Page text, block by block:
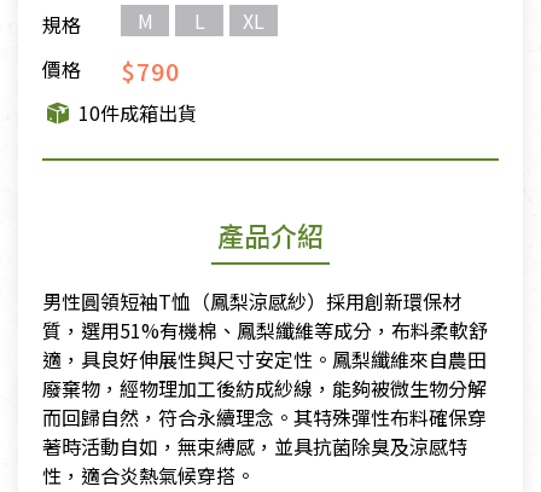
規格
M L
XL
價格
$790
10件成箱出貨
產品介紹
男性圓領短袖T恤（鳳梨涼感紗）採用創新環保材
質，選用51%有機棉、鳳梨纖維等成分，布料柔軟舒
適，具良好伸展性與尺寸安定性。鳳梨纖維來自農田
廢棄物，經物理加工後紡成紗線，能夠被微生物分解
而回歸自然，符合永續理念。其特殊彈性布料確保穿
著時活動自如，無束縛感，並具抗菌除臭及涼感特
性，適合炎熱氣候穿搭。